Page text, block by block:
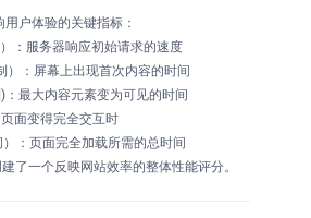
户体验的关键指标：
：服务器响应初始请求的速度
）：屏幕上出现首次内容的时间
：最大内容元素变为可见的时间
面变得完全交互时
）：页面完全加载所需的总时间
了一个反映网站效率的整体性能评分。